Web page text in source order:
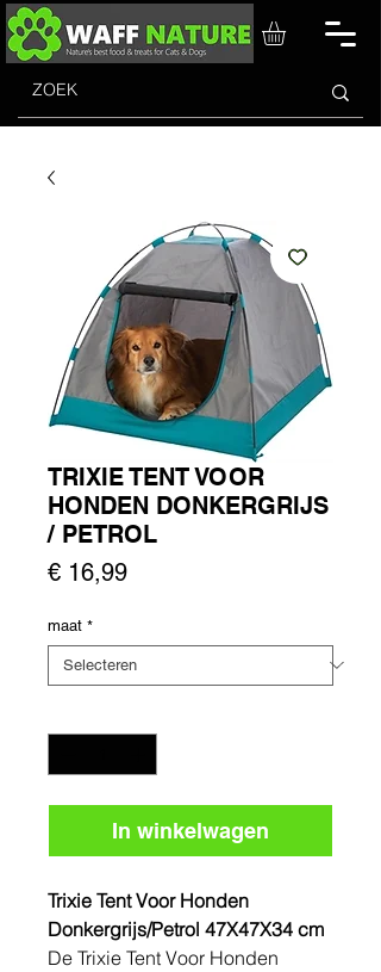
TRIXIE TENT VOOR
HONDEN DONKERGRIJS
/ PETROL
€ 16,99Prijs
maat *
In winkelwagen
Trixie Tent Voor Honden
Donkergrijs/Petrol 47X47X34 cm
De Trixie Tent Voor Honden